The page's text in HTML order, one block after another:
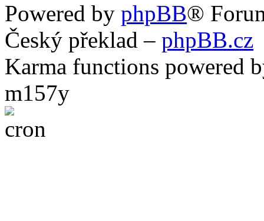
Powered by phpBB®
Český překlad – phpBB.cz
Karma functions powered
m157y